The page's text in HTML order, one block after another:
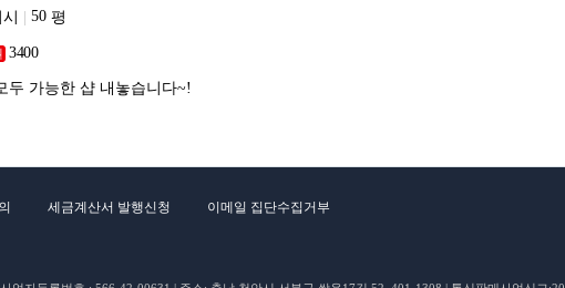
평
두 가능한 샵 내놓습니다~!
세금계산서 발행신청 이메일 집단수집거부